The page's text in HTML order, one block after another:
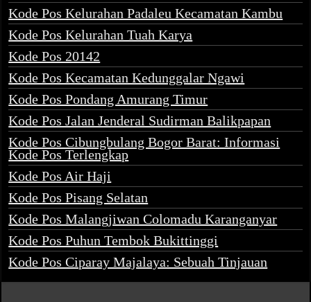
Kode Pos Kelurahan Padaleu Kecamatan Kambu
Kode Pos Kelurahan Tuah Karya
Kode Pos 20142
Kode Pos Kecamatan Kedunggalar Ngawi
Kode Pos Pondang Amurang Timur
Kode Pos Jalan Jenderal Sudirman Balikpapan
Kode Pos Cibungbulang Bogor Barat: Informasi
Kode Pos Terlengkap
Kode Pos Air Haji
Kode Pos Pisang Selatan
Kode Pos Malangjiwan Colomadu Karanganyar
Kode Pos Puhun Tembok Bukittinggi
Kode Pos Ciparay Majalaya: Sebuah Tinjauan